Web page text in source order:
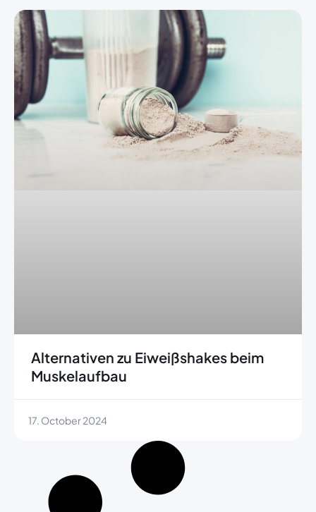
Alternativen zu Eiweißshakes beim
Muskelaufbau
17. October 2024